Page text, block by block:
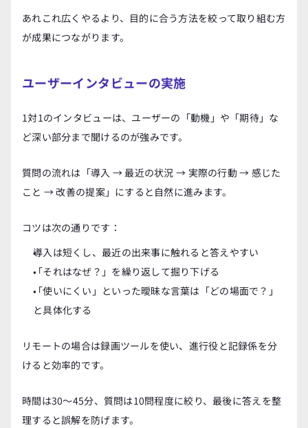
あれこれ広くやるより、目的に合う方法を絞って取り組む方
が成果につながります。
ユーザーインタビューの実施
1対1のインタビューは、ユーザーの「動機」や「期待」な
ど深い部分まで聞けるのが強みです。
質問の流れは「導入 → 最近の状況 → 実際の行動 → 感じた
こと → 改善の提案」にすると自然に進みます。
コツは次の通りです：
導入は短くし、最近の出来事に触れると答えやすい
「それはなぜ？」を繰り返して掘り下げる
「使いにくい」といった曖昧な言葉は「どの場面で？」
と具体化する
リモートの場合は録画ツールを使い、進行役と記録係を分
けると効率的です。
時間は30〜45分、質問は10問程度に絞り、最後に答えを整
理すると誤解を防げます。